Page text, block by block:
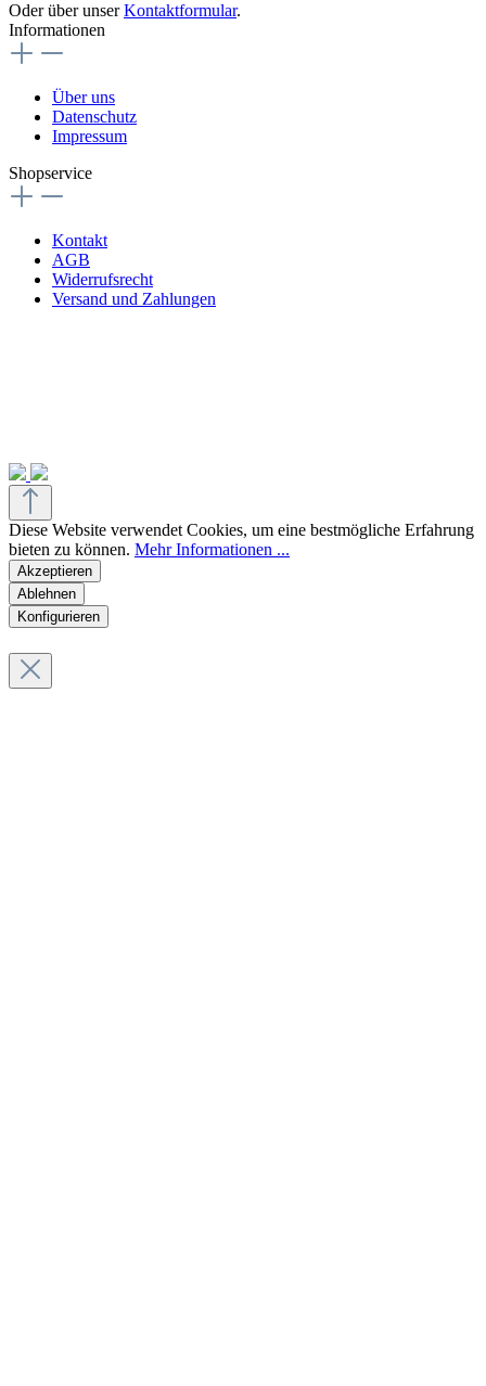
Oder über unserKontaktformular.
Informationen
Über uns
Datenschutz
Impressum
Shopservice
Kontakt
AGB
Widerrufsrecht
Versand und Zahlungen
Diese Website verwendet Cookies, um eine bestmögliche Erfahrung
bieten zu können. Mehr Informationen ...
Akzeptieren
Ablehnen
Konfigurieren